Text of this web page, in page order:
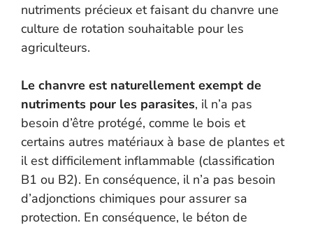
nutriments précieux et faisant du chanvre une
culture de rotation souhaitable pour les
agriculteurs.
Le chanvre est naturellement exempt de
nutriments pour les parasites, il n’a pas
besoin d’être protégé, comme le bois et
certains autres matériaux à base de plantes et
il est difficilement inflammable (classification
B1 ou B2). En conséquence, il n’a pas besoin
d’adjonctions chimiques pour assurer sa
protection. En conséquence, le béton de